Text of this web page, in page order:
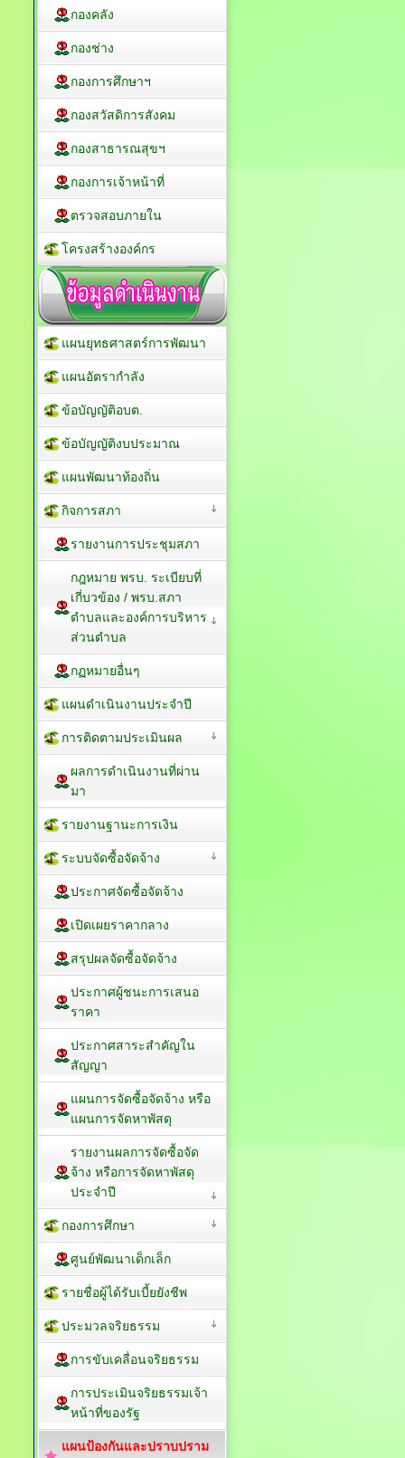
กองคลัง
กองช่าง
กองการศึกษาฯ
กองสวัสดิการสังคม
กองสาธารณสุขฯ
กองการเจ้าหน้าที่
ตรวจสอบภายใน
โครงสร้างองค์กร
แผนยุทธศาสตร์การพัฒนา
แผนอัตรากำลัง
ข้อบัญญัติอบต.
ข้อบัญญัติงบประมาณ
แผนพัฒนาท้องถิ่น
กิจการสภา
รายงานการประชุมสภา
กฎหมาย พรบ. ระเบียบที่
เกี่บวข้อง / พรบ.สภา
ตำบลและองค์การบริหาร
ส่วนตำบล
กฏหมายอื่นๆ
แผนดำเนินงานประจำปี
การติดตามประเมินผล
ผลการดำเนินงานที่ผ่าน
มา
รายงานฐานะการเงิน
ระบบจัดซื้อจัดจ้าง
ประกาศจัดซื้อจัดจ้าง
เปิดเผยราคากลาง
สรุปผลจัดซื้อจัดจ้าง
ประกาศผู้ชนะการเสนอ
ราคา
ประกาศสาระสำคัญใน
สัญญา
แผนการจัดซื้อจัดจ้าง หรือ
แผนการจัดหาพัสดุ
รายงานผลการจัดซื้อจัด
จ้าง หรือการจัดหาพัสดุ
ประจำปี
กองการศึกษา
ศูนย์พัฒนาเด็กเล็ก
รายชื่อผู้ได้รับเบี้ยยังชีพ
ประมวลจริยธรรม
การขับเคลื่อนจริยธรรม
การประเมินจริยธรรมเจ้า
หน้าที่ของรัฐ
แผนป้องกันและปราบปราม